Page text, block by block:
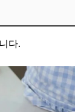
다.